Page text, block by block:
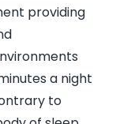
providing
a night
to